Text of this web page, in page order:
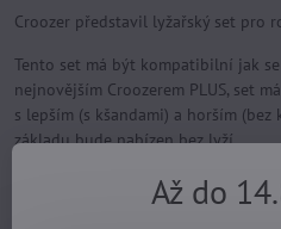
Croozer představil lyžařský set pro
Tento set má být kompatibilní jak
nejnovějším Croozerem PLUS, set
s lepším (s kšandami) a horším (bez
základu bude nabízen bez lyží.
Lyže lze použít dětské sjezdovky a
nebo ramena přišroubovat přímo
Až do